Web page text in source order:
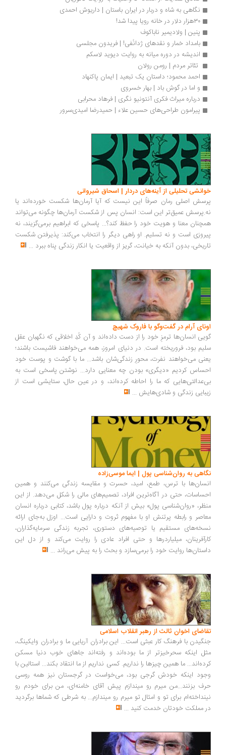
نگاهی به شاه و دربار در ایران باستان | داریوش احمدی
پنین | ولادیمیر ناباکوف
بامداد خمار و نقدهای ژدانُفی! | فریدون مجلسی
اندیشه در دوره میانه به روایت دیوید لاسکم
تئاتر مردم | رومن رولان
احمد محمود؛ داستان یک تبعید | ایمان پاکنهاد
و اما در گوش باد | بهار خسروی
درباره میراث فکری آنتونیو نگری | فرهاد محرابی
پیرامون طراحی‌های حسین علاء | حمیدرضا امیدی‌سرور
تحلیلی از آینه‌های دردار | اسحاق شیروانی
اصلی رمان صرفاً این نیست که آیا آرمان‌ها شکست خورده‌اند یا
عمیق‌تر این است: انسان پس از شکست آرمان‌ها چگونه می‌تواند
معنا و هویت خود را حفظ کند؟... پاسخی که ابراهیم برمی‌گزیند، نه
است و نه تسلیم. او راهی دیگر را انتخاب می‌کند: پذیرفتن شکست
بدون آنکه به خیانت، گریز از واقعیت یا انکار زندگی پناه ببرد...
آرام در گفت‌وگو با فاروک شهیچ‭
انسان‌ها ترمزِ خود را از دست داده‌اند و آن کُدِ اخلاقی که نگهبان عقل
بود، فروریخته است. در دنیای امروز، همه می‌خواهند فاشیست باشند؛
می‌خواهند نفرت، محورِ زندگی‌شان باشد... ما با گوشت و پوست خود
کردیم «دیگری» بودن چه معنایی دارد... نوشتن پاسخی است به
که ما را احاطه کرده‌اند، و در عین حال، ستایشی است از
زندگی و شادی‌هایش...
به روان‌شناسی پول | ایما موسی‌زاده
با ترس، طمع، امید، حسرت و مقایسه زندگی می‌کنند و همین
حتی در آگاه‌ترین افراد، تصمیم‌های مالی را شکل می‌دهد. از این
«روان‌شناسی پول» بیش از آنکه درباره پول باشد، کتابی درباره انسان
و رابطه پرتنش او با مفهوم ثروت و دارایی است... اوزل به‌جای ارائه
مستقیم یا توصیه‌های دستوری، تجربه زندگی سرمایه‌گذاران،
میلیاردرها و حتی افراد عادی را روایت می‌کند و از دل این
روایت خود را برمی‌سازد و بحث را به پیش می‌راند ...
اخوان ثالث از رهبر انقلاب اسلامی
با فرهنگ کار عبثی است... این برادران آریایی ما و برادران وایکینگ،
اینکه سحرخیزتر از ما بوده‌اند و رفته‌اند جاهای خوب دنیا مسکن
ما همین چیزها را نداریم. کسی نداریم از ما انتقاد بکند... استالین با
اینکه خودش گرجی بود، می‌خواست در گرجستان نیز همه روسی
بزنند...من میرم رو میندازم پیش آقای خامنه‌ای، من برای خودم رو
برای تو و امثال تو میرم رو میندازم... به شرطی که شماها برگردید
مملکت خودتان خدمت کنید...